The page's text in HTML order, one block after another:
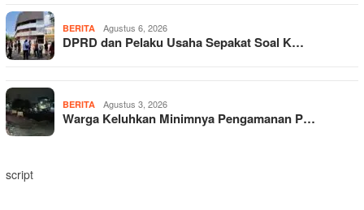
BERITA Agustus 6, 2026
DPRD dan Pelaku Usaha Sepakat Soal K…
BERITA Agustus 3, 2026
Warga Keluhkan Minimnya Pengamanan P…
script